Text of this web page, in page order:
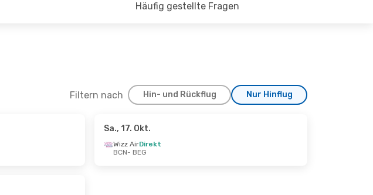
Häufig gestellte Fragen
Filtern nach Hin- und Rückflug Nur Hinflug
Sa., 17. Okt.
Wizz AirDirekt
BCN- BEG